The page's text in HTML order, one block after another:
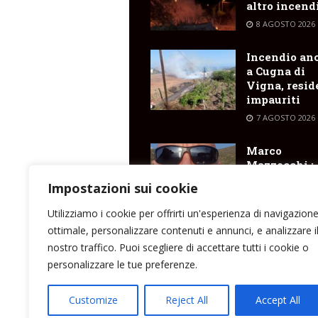
Impostazioni sui cookie
Utilizziamo i cookie per offrirti un'esperienza di navigazione
ottimale, personalizzare contenuti e annunci, e analizzare il
nostro traffico. Puoi scegliere di accettare tutti i cookie o
personalizzare le tue preferenze.
Customize Reject All Accept All
altro
8 AGOSTO 2026
Incendio
a Cugna di
Vigna,
impauriti
7 AGOSTO 2026
Marco
Mazzocchi :
trasporti
marittimi
isole”
7 AGOSTO 2026